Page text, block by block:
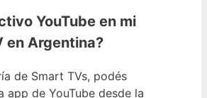
YouTube en mi
en Argentina?
de Smart TVs, podés
app de YouTube desde la